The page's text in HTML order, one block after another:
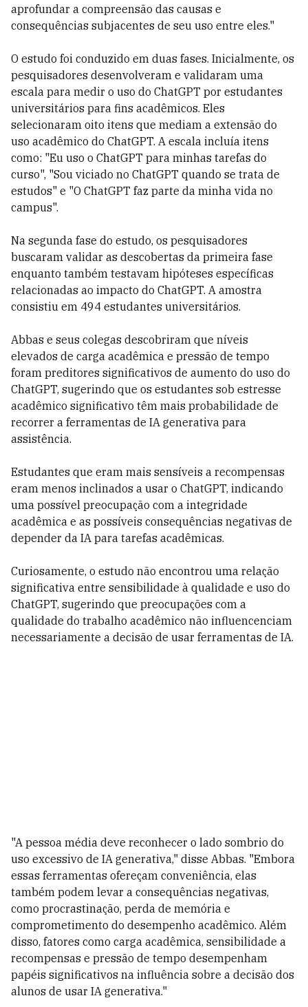
aprofundar a compreensão das causas e
consequências subjacentes de seu uso entre eles."
O estudo foi conduzido em duas fases. Inicialmente, os
pesquisadores desenvolveram e validaram uma
escala para medir o uso do ChatGPT por estudantes
universitários para fins acadêmicos. Eles
selecionaram oito itens que mediam a extensão do
uso acadêmico do ChatGPT. A escala incluía itens
como: "Eu uso o ChatGPT para minhas tarefas do
curso", "Sou viciado no ChatGPT quando se trata de
estudos" e "O ChatGPT faz parte da minha vida no
campus".
Na segunda fase do estudo, os pesquisadores
buscaram validar as descobertas da primeira fase
enquanto também testavam hipóteses específicas
relacionadas ao impacto do ChatGPT. A amostra
consistiu em 494 estudantes universitários.
Abbas e seus colegas descobriram que níveis
elevados de carga acadêmica e pressão de tempo
foram preditores significativos de aumento do uso do
ChatGPT, sugerindo que os estudantes sob estresse
acadêmico significativo têm mais probabilidade de
recorrer a ferramentas de IA generativa para
assistência.
Estudantes que eram mais sensíveis a recompensas
eram menos inclinados a usar o ChatGPT, indicando
uma possível preocupação com a integridade
acadêmica e as possíveis consequências negativas de
depender da IA para tarefas acadêmicas.
Curiosamente, o estudo não encontrou uma relação
significativa entre sensibilidade à qualidade e uso do
ChatGPT, sugerindo que preocupações com a
qualidade do trabalho acadêmico não influencenciam
necessariamente a decisão de usar ferramentas de IA.
"A pessoa média deve reconhecer o lado sombrio do
uso excessivo de IA generativa," disse Abbas. "Embora
essas ferramentas ofereçam conveniência, elas
também podem levar a consequências negativas,
como procrastinação, perda de memória e
comprometimento do desempenho acadêmico. Além
disso, fatores como carga acadêmica, sensibilidade a
recompensas e pressão de tempo desempenham
papéis significativos na influência sobre a decisão dos
alunos de usar IA generativa."